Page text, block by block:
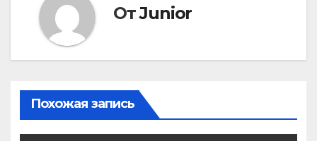
ОтJunior
Похожая запись